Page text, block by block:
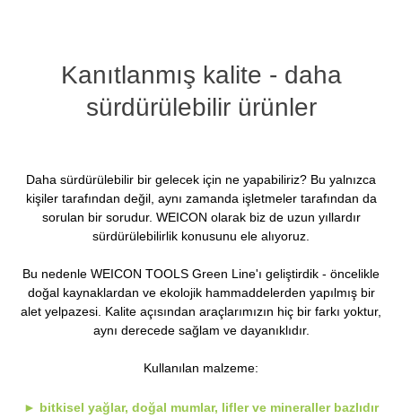
Kanıtlanmış kalite - daha
sürdürülebilir ürünler
Daha sürdürülebilir bir gelecek için ne yapabiliriz? Bu yalnızca
kişiler tarafından değil, aynı zamanda işletmeler tarafından da
sorulan bir sorudur. WEICON olarak biz de uzun yıllardır
sürdürülebilirlik konusunu ele alıyoruz.
Bu nedenle WEICON TOOLS Green Line'ı geliştirdik - öncelikle
doğal kaynaklardan ve ekolojik hammaddelerden yapılmış bir
alet yelpazesi. Kalite açısından araçlarımızın hiç bir farkı yoktur,
aynı derecede sağlam ve dayanıklıdır.
Kullanılan malzeme:
► bitkisel yağlar, doğal mumlar, lifler ve mineraller bazlıdır